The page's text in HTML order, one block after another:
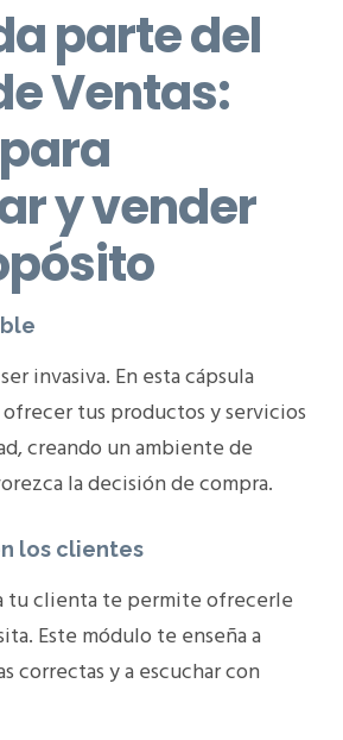
parte del
Ventas:
y vender
invasiva. En esta cápsula
tus productos y servicios
creando un ambiente de
la decisión de compra.
los clientes
tu clienta te permite ofrecerle
Este módulo te enseña a
correctas y a escuchar con